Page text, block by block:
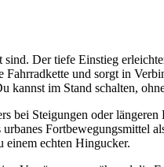
Der tiefe Einstieg
und sorgt in
kannst im Stand schalten,
bei Steigungen oder
Fortbewegungsmittel
einem echten Hingucker.